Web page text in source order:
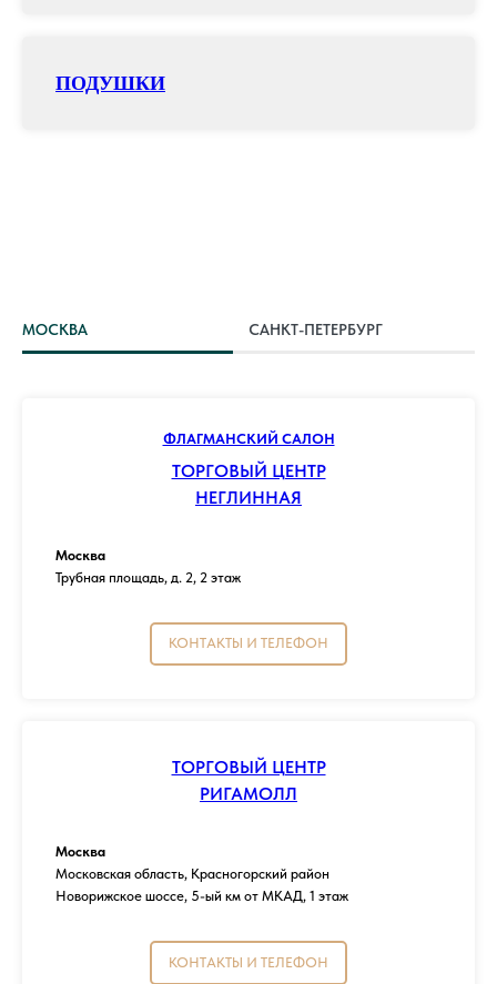
ПОДУШКИ
МОСКВА САНКТ-ПЕТЕРБУРГ
ФЛАГМАНСКИЙ САЛОН
ТОРГОВЫЙ ЦЕНТР
НЕГЛИННАЯ
Москва
Трубная площадь, д. 2, 2 этаж
КОНТАКТЫ И ТЕЛЕФОН
ТОРГОВЫЙ ЦЕНТР
РИГАМОЛЛ
Москва
Московская область, Красногорский район
Новорижское шоссе, 5-ый км от МКАД, 1 этаж
КОНТАКТЫ И ТЕЛЕФОН